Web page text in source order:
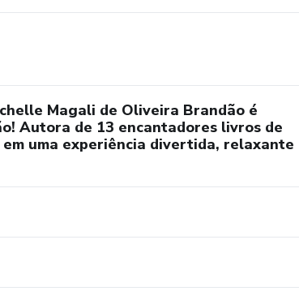
Magali de Oliveira Brandão é
Autora de 13 encantadores livros de
uma experiência divertida, relaxante